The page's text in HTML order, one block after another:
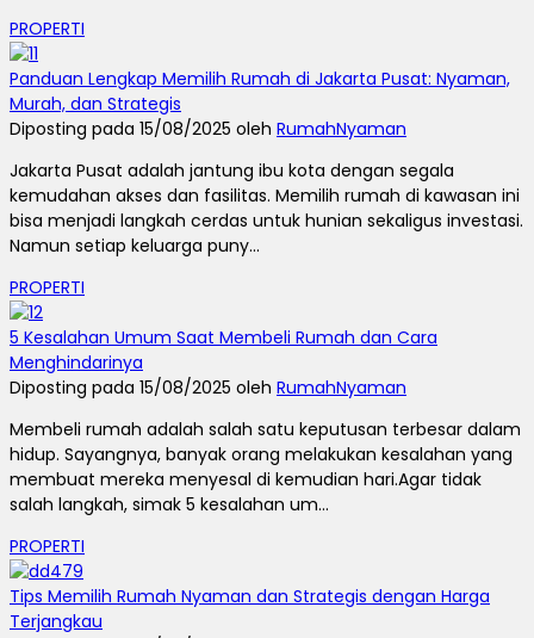
PROPERTI
Panduan Lengkap Memilih Rumah di Jakarta Pusat: Nyaman,
Murah, dan Strategis
Diposting pada 15/08/2025 oleh RumahNyaman
Jakarta Pusat adalah jantung ibu kota dengan segala
kemudahan akses dan fasilitas. Memilih rumah di kawasan ini
bisa menjadi langkah cerdas untuk hunian sekaligus investasi.
Namun setiap keluarga puny...
PROPERTI
5 Kesalahan Umum Saat Membeli Rumah dan Cara
Menghindarinya
Diposting pada 15/08/2025 oleh RumahNyaman
Membeli rumah adalah salah satu keputusan terbesar dalam
hidup. Sayangnya, banyak orang melakukan kesalahan yang
membuat mereka menyesal di kemudian hari.Agar tidak
salah langkah, simak 5 kesalahan um...
PROPERTI
Tips Memilih Rumah Nyaman dan Strategis dengan Harga
Terjangkau